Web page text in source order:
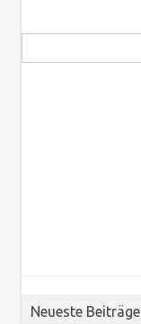
Neueste Beiträge